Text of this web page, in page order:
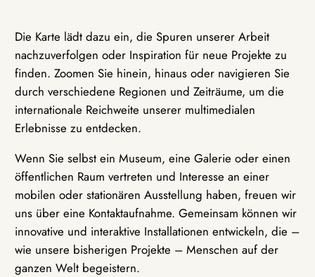
Die Karte lädt dazu ein, die Spuren unserer Arbeit
nachzuverfolgen oder Inspiration für neue Projekte zu
finden. Zoomen Sie hinein, hinaus oder navigieren Sie
durch verschiedene Regionen und Zeiträume, um die
internationale Reichweite unserer multimedialen
Erlebnisse zu entdecken.
Wenn Sie selbst ein Museum, eine Galerie oder einen
öffentlichen Raum vertreten und Interesse an einer
mobilen oder stationären Ausstellung haben, freuen wir
uns über eine Kontaktaufnahme. Gemeinsam können wir
innovative und interaktive Installationen entwickeln, die –
wie unsere bisherigen Projekte – Menschen auf der
ganzen Welt begeistern.